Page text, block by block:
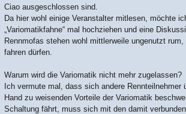
Ciao ausgeschlossen sind.
Da hier wohl einige Veranstalter mitlesen, möchte
„Variomatikfahne“ mal hochziehen und eine
Rennmofas stehen wohl mittlerweile ungenutzt
fahren dürfen.
Warum wird die Variomatik nicht mehr zugelassen?
Ich vermute mal, dass sich andere Rennteilnehmer
Hand zu weisenden Vorteile der Variomatik
Schaltung fährt, muss sich mit den damit